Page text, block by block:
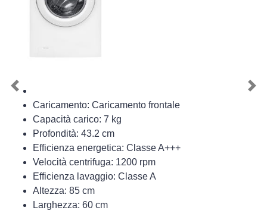
Caricamento: Caricamento frontale
Capacità carico: 7 kg
Profondità: 43.2 cm
Efficienza energetica: Classe A+++
Velocità centrifuga: 1200 rpm
Efficienza lavaggio: Classe A
Altezza: 85 cm
Larghezza: 60 cm
Previous